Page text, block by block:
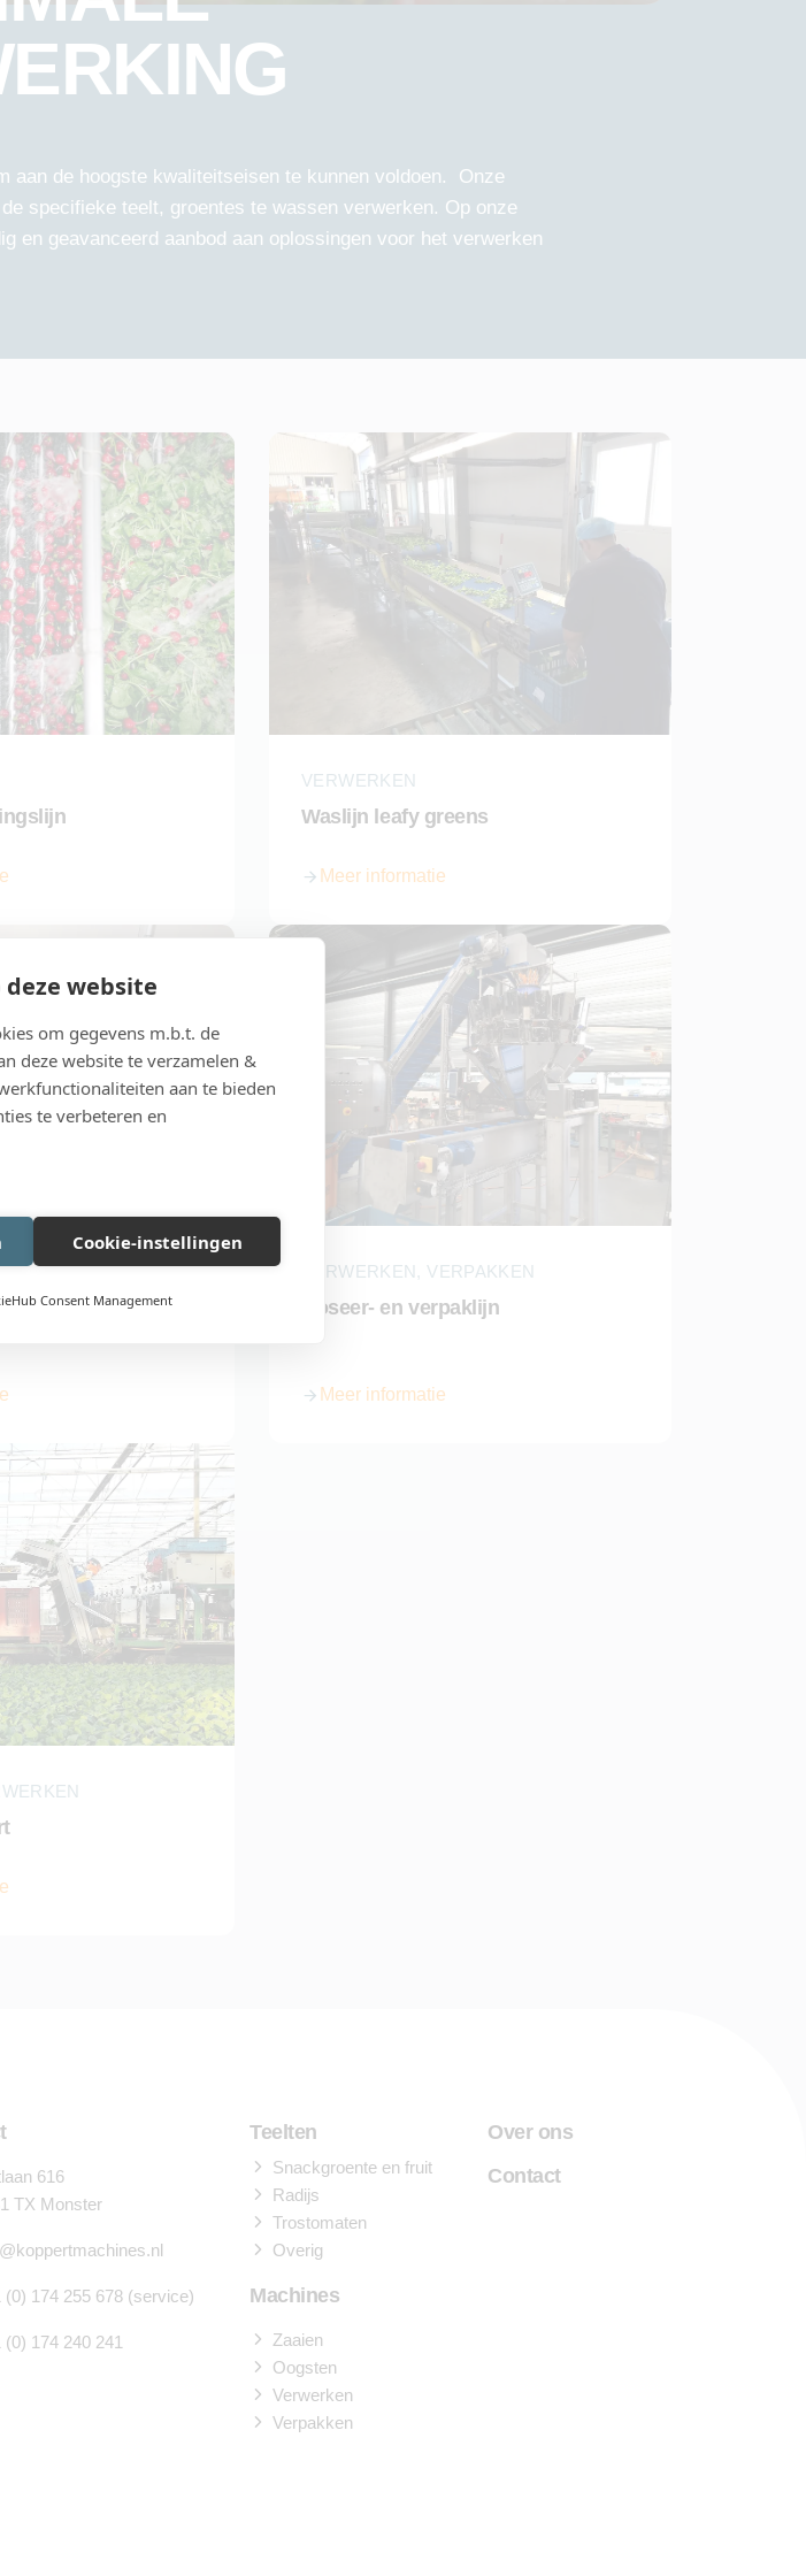
aan de hoogste kwaliteitseisen te kunnen voldoen. Onze
specifieke teelt, groentes te wassen verwerken. Op onze
en geavanceerd aanbod aan oplossingen voor het verwerken
VERWERKEN
Waslijn leafy greens
Meer informatie
over Waslijn leafy greens
wasmachine
VERWERKEN, VERPAKKEN
Doseer- en verpaklijn
Meer informatie
616
TX Monster
(0) 174 255 678 (service)
(0) 174 240 241
Teelten
Snackgroente en fruit
Radijs
Trostomaten
Overig
Machines
Zaaien
Oogsten
Verwerken
Verpakken
Over ons
Contact
deze website
om gegevens m.b.t. de
deze website te verzamelen &
aan te bieden
te verbeteren en
Cookie-instellingen
Consent Management